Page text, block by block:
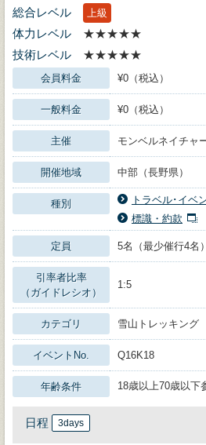
総合レベル 上級
体力レベル
★★★★★
技術レベル
★★★★★
会員料金 ¥0（税込）
一般料金 ¥0（税込）
主催 モンベルネイチャ
開催地域 中部（長野県）
種別
トラベル･イベ
標識・約款
定員 5名（最少催行4名）
引率者比率
（ガイドレシオ）
1:5
カテゴリ 雪山トレッキング
イベントNo. Q16K18
年齢条件 18歳以上70歳以下
日程 3days